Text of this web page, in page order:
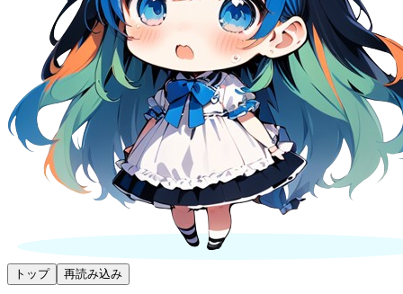
トップ 再読み込み